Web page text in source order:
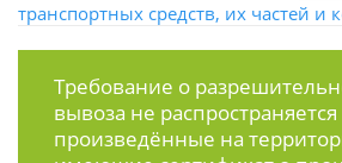
транспортных средств, их частей и
Требование о
вывоза не
произведённые на